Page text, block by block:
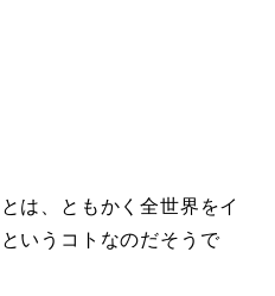
は、ともかく全世界をイ
いうコトなのだそうで